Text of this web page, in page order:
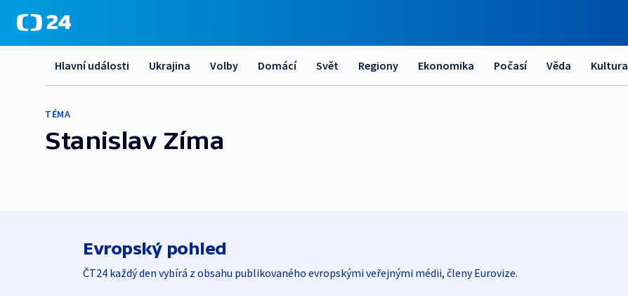
Hlavní události Ukrajina Volby Domácí Svět Regiony Ekonomika Počasí Věda Kultura
TÉMA
Stanislav Zíma
Evropský pohled
ČT24 každý den vybírá z obsahu publikovaného evropskými veřejnými médii, členy Eurovize.